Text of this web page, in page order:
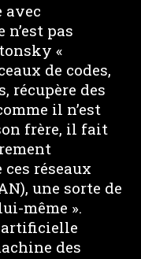
avec
pas
«
de codes,
récupère des
il n’est
frère, il fait
réseaux
une sorte de
même ».
artificielle
des